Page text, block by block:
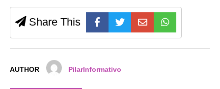
Share This
AUTHOR PilarInformativo